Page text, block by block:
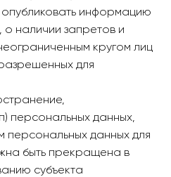
опубликовать информацию
о наличии запретов и
кругом лиц
для
персональных данных,
персональных данных для
быть прекращена в
субъекта